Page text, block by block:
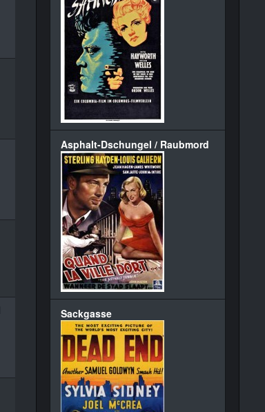
Asphalt-Dschungel / Raubmord
Sackgasse